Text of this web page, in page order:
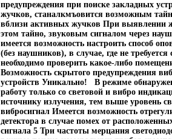
предупреждения при поиске закладных
жучков, станалкмъовится возможным
вблизи активных жучков При выявлении
этом тайно, звуковым сигналом через
имеется возможность настроить способ
(без наушников), в случае, где не
необходимо проверить какое-либо
Возможность скрытого предупреждения
устройств Уникально! В режиме
работу только со световой и вибро
источнику излучения, тем выше уровень
вибросигнал Имеется возможность
детектора в случае помех от
сигнала 5 Три частоты мерцания